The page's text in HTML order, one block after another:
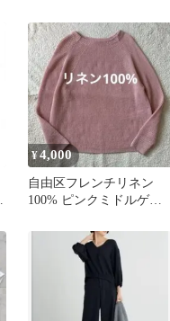
¥4,000
自由区フレンチリネン
100% ピンクミドルゲー
ールシーズン